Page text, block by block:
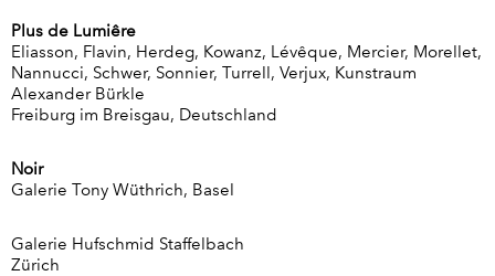
Plus de Lumiêre
Eliasson, Flavin, Herdeg, Kowanz, Lévêque, Mercier, Morellet,
Nannucci, Schwer, Sonnier, Turrell, Verjux, Kunstraum
Alexander Bürkle
Freiburg im Breisgau, Deutschland
Noir
Galerie Tony Wüthrich, Basel
Galerie Hufschmid Staffelbach
Zürich